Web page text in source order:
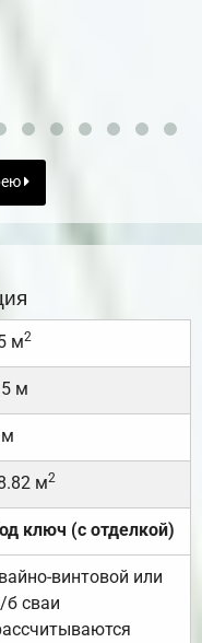
м2
м
м2
ключ (с отделкой)
винтовой или
сваи